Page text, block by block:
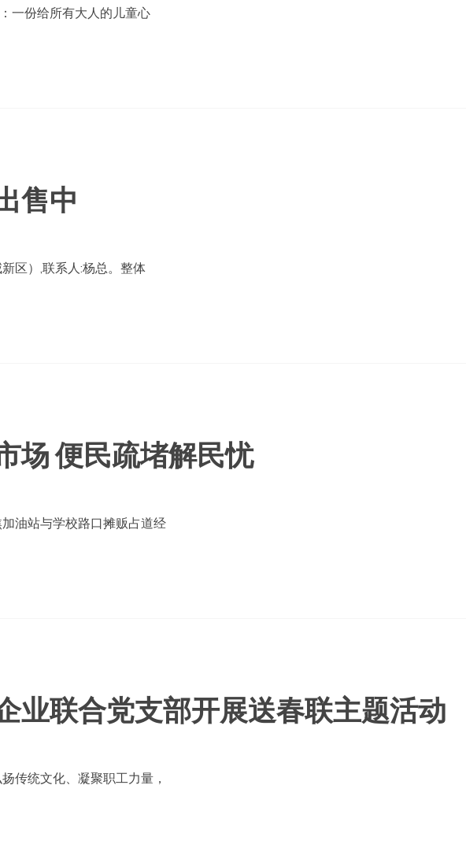
一份给所有大人的儿童心
售中
区）,联系人:杨总。整体
场 便民疏堵解民忧
油站与学校路口摊贩占道经
业联合党支部开展送春联主题活动
传统文化、凝聚职工力量，